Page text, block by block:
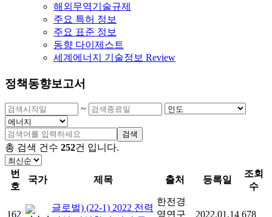
해외무역기술규제
주요 특허 정보
주요 표준 정보
동향 다이제스트
세계에너지 기술정보 Review
정책동향보고서
~
검색
총 검색 건수 252건 입니다.
번
호
국가 제목 출처 등록일
조회
수
162
글로벌) (22-1) 2022 전력
한전경
영연구
2022.01.14 678